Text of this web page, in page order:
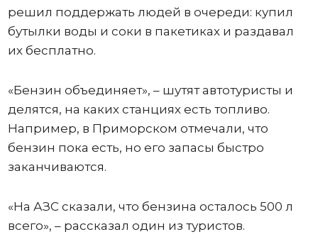
решил поддержать людей в очереди: купил
бутылки воды и соки в пакетиках и раздавал
их бесплатно.
«Бензин объединяет», – шутят автотуристы и
делятся, на каких станциях есть топливо.
Например, в Приморском отмечали, что
бензин пока есть, но его запасы быстро
заканчиваются.
«На АЗС сказали, что бензина осталось 500 л
всего», – рассказал один из туристов.